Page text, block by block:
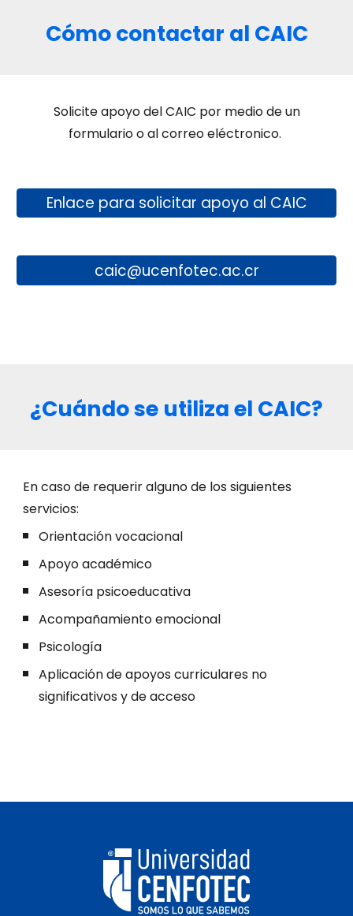
Cómo contactar al CAIC
Solicite apoyo del CAIC por medio de un
formulario o al correo eléctronico.
Enlace para solicitar apoyo al CAIC
caic@ucenfotec.ac.cr
¿Cuándo se utiliza el CAIC?
En caso de requerir alguno de los siguientes
servicios:
Orientación vocacional
Apoyo académico
Asesoría psicoeducativa
Acompañamiento emocional
Psicología
Aplicación de apoyos curriculares no
significativos y de acceso